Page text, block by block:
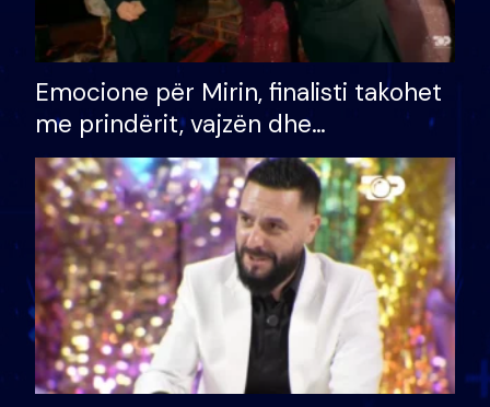
Emocione për Mirin, finalisti takohet
me prindërit, vajzën dhe
bashkëshorten: S’kemi ndonjë letër
divorci apo jo?